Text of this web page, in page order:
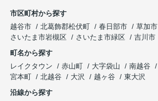
市区町村から探す
越谷市
北葛飾郡松伏町 春日部市 草加市
さいたま市岩槻区
さいたま市緑区
吉川市
町名から探す
レイクタウン
赤山町 大字袋山 南越谷
宮本町
北越谷 大沢 越ヶ谷
東大沢
沿線から探す